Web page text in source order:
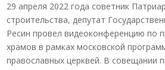
29 апреля 2022 года советник
строительства, депутат
Ресин провел видеоконференцию по
храмов в рамках московской
православных церквей. В совещании